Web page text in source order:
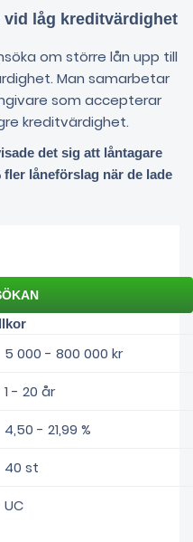
vid låg kreditvärdighet
om större lån upp till
Man samarbetar
som accepterar
kreditvärdighet.
det sig att låntagare
fler låneförslag när de lade
5 000 - 800 000 kr
1 - 20 år
4,50 - 21,99 %
40 st
UC